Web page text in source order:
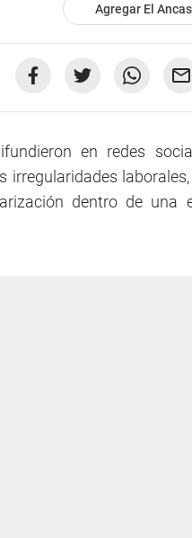
Agregar El
en redes
irregularidades
dentro de una